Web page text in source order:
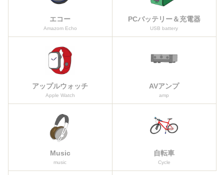
エコー
Amazom Echo
PCバッテリー＆充電器
USB battery
アップルウォッチ
Apple Watch
AVアンプ
amp
Music
music
自転車
Cycle